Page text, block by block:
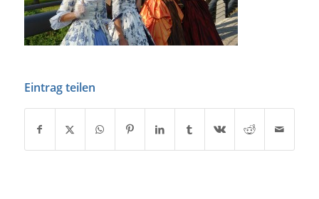
Eintrag teilen